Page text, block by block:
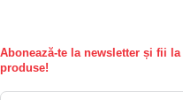
Abonează-te la newsletter și fii
produse!